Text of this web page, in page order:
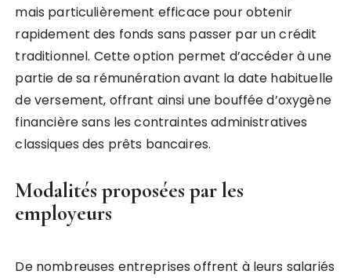
mais particulièrement efficace pour obtenir
rapidement des fonds sans passer par un crédit
traditionnel. Cette option permet d’accéder à une
partie de sa rémunération avant la date habituelle
de versement, offrant ainsi une bouffée d’oxygène
financière sans les contraintes administratives
classiques des prêts bancaires.
Modalités proposées par les
employeurs
De nombreuses entreprises offrent à leurs salariés